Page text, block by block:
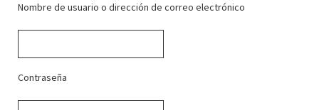
Nombre de usuario o dirección de correo electrónico
Contraseña